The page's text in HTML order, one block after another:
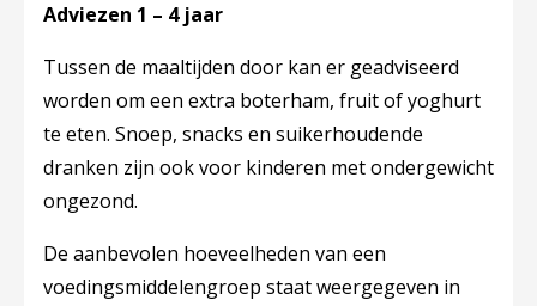
Adviezen 1 – 4 jaar
Tussen de maaltijden door kan er geadviseerd
worden om een extra boterham, fruit of yoghurt
te eten. Snoep, snacks en suikerhoudende
dranken zijn ook voor kinderen met ondergewicht
ongezond.
De aanbevolen hoeveelheden van een
voedingsmiddelengroep staat weergegeven in ​